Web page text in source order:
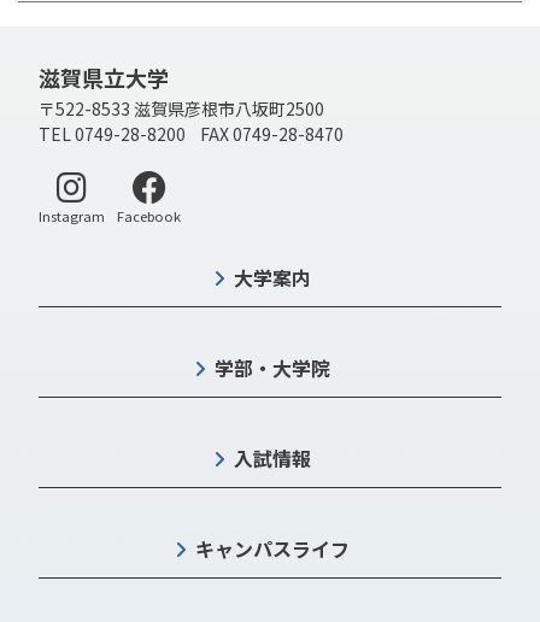
滋賀県立大学
〒522-8533 滋賀県彦根市八坂町2500
TEL 0749-28-8200 FAX 0749-28-8470
Instagram 別ウィンドウで開く
Facebook別ウィンドウで開く
大学案内
学部・大学院
入試情報
キャンパスライフ